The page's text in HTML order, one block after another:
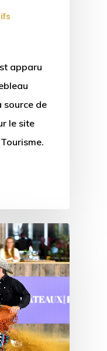
apparu
source de
le site